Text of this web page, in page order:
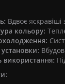
Вдвоє
кольору:
використання: